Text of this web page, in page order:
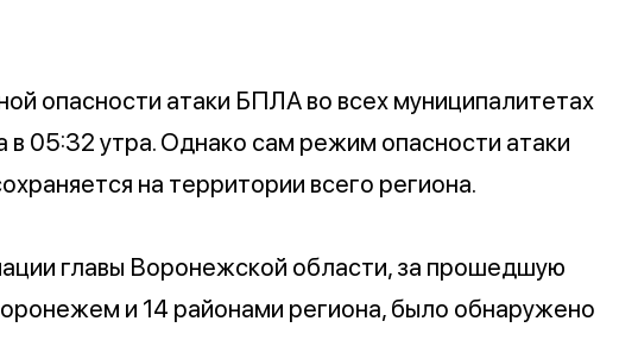
опасности атаки БПЛА во всех муниципалитетах
в 05:32 утра. Однако сам режим опасности атаки
на территории всего региона.
главы Воронежской области, за прошедшую
и 14 районами региона, было обнаружено